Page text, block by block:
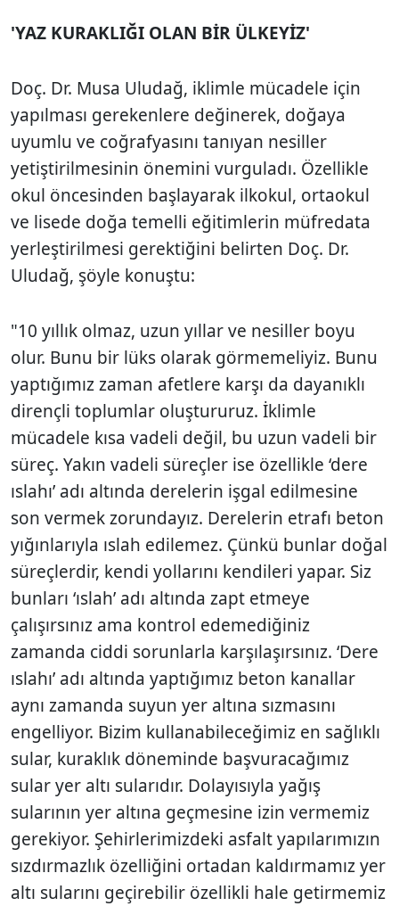
'YAZ KURAKLIĞI OLAN BİR ÜLKEYİZ'
Doç. Dr. Musa Uludağ, iklimle mücadele için
yapılması gerekenlere değinerek, doğaya
uyumlu ve coğrafyasını tanıyan nesiller
yetiştirilmesinin önemini vurguladı. Özellikle
okul öncesinden başlayarak ilkokul, ortaokul
ve lisede doğa temelli eğitimlerin müfredata
yerleştirilmesi gerektiğini belirten Doç. Dr.
Uludağ, şöyle konuştu:
"10 yıllık olmaz, uzun yıllar ve nesiller boyu
olur. Bunu bir lüks olarak görmemeliyiz. Bunu
yaptığımız zaman afetlere karşı da dayanıklı
dirençli toplumlar oluştururuz. İklimle
mücadele kısa vadeli değil, bu uzun vadeli bir
süreç. Yakın vadeli süreçler ise özellikle ‘dere
ıslahı’ adı altında derelerin işgal edilmesine
son vermek zorundayız. Derelerin etrafı beton
yığınlarıyla ıslah edilemez. Çünkü bunlar doğal
süreçlerdir, kendi yollarını kendileri yapar. Siz
bunları ‘ıslah’ adı altında zapt etmeye
çalışırsınız ama kontrol edemediğiniz
zamanda ciddi sorunlarla karşılaşırsınız. ‘Dere
ıslahı’ adı altında yaptığımız beton kanallar
aynı zamanda suyun yer altına sızmasını
engelliyor. Bizim kullanabileceğimiz en sağlıklı
sular, kuraklık döneminde başvuracağımız
sular yer altı sularıdır. Dolayısıyla yağış
sularının yer altına geçmesine izin vermemiz
gerekiyor. Şehirlerimizdeki asfalt yapılarımızın
sızdırmazlık özelliğini ortadan kaldırmamız yer
altı sularını geçirebilir özellikli hale getirmemiz